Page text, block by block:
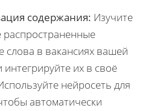
содержания: Изучите
распространенные
слова в вакансиях вашей
интегрируйте их в своё
нейросеть для
автоматически